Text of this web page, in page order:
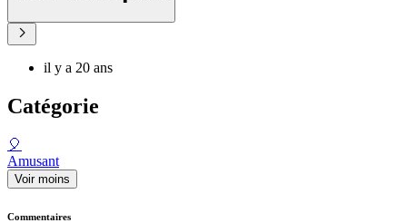
il y a 20 ans
Catégorie
🎈
Amusant
Voir moins
Commentaires